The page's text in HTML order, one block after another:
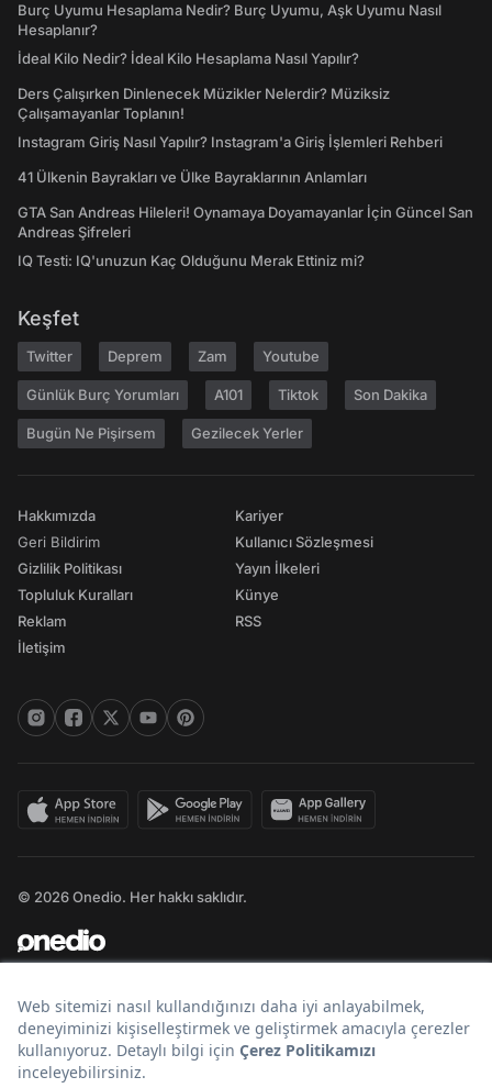
Burç Uyumu Hesaplama Nedir? Burç Uyumu, Aşk Uyumu Nasıl
Hesaplanır?
İdeal Kilo Nedir? İdeal Kilo Hesaplama Nasıl Yapılır?
Ders Çalışırken Dinlenecek Müzikler Nelerdir? Müziksiz
Çalışamayanlar Toplanın!
Instagram Giriş Nasıl Yapılır? Instagram'a Giriş İşlemleri Rehberi
41 Ülkenin Bayrakları ve Ülke Bayraklarının Anlamları
GTA San Andreas Hileleri! Oynamaya Doyamayanlar İçin Güncel San
Andreas Şifreleri
IQ Testi: IQ'unuzun Kaç Olduğunu Merak Ettiniz mi?
Keşfet
Twitter Deprem Zam Youtube
Günlük Burç Yorumları A101 Tiktok Son Dakika
Bugün Ne Pişirsem Gezilecek Yerler
Hakkımızda
Geri Bildirim
Gizlilik Politikası
Topluluk Kuralları
Reklam
İletişim
Kariyer
Kullanıcı Sözleşmesi
Yayın İlkeleri
Künye
RSS
© 2026 Onedio. Her hakkı saklıdır.
Bir markasıdır.